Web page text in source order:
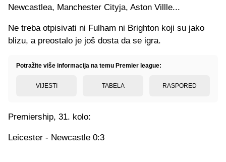
Newcastlea, Manchester Cityja, Aston Villle...
Ne treba otpisivati ni Fulham ni Brighton koji su jako
blizu, a preostalo je još dosta da se igra.
Potražite više informacija na temu Premier league:
VIJESTI TABELA RASPORED
Premiership, 31. kolo:
Leicester - Newcastle 0:3